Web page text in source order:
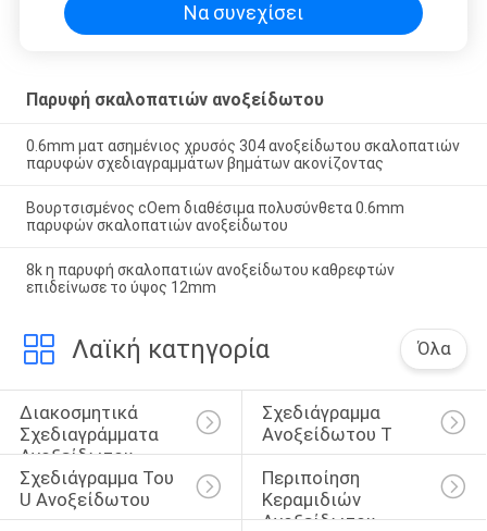
Να συνεχίσει
Παρυφή σκαλοπατιών ανοξείδωτου
0.6mm ματ ασημένιος χρυσός 304 ανοξείδωτου σκαλοπατιών
παρυφών σχεδιαγραμμάτων βημάτων ακονίζοντας
Βουρτσισμένος cOem διαθέσιμα πολυσύνθετα 0.6mm
παρυφών σκαλοπατιών ανοξείδωτου
8k η παρυφή σκαλοπατιών ανοξείδωτου καθρεφτών
επιδείνωσε το ύψος 12mm
Λαϊκή κατηγορία Όλα
Διακοσμητικά
Σχεδιαγράμματα
Ανοξείδωτου
Σχεδιάγραμμα
Ανοξείδωτου Τ
Σχεδιάγραμμα Του
U Ανοξείδωτου
Περιποίηση
Κεραμιδιών
Ανοξείδωτου